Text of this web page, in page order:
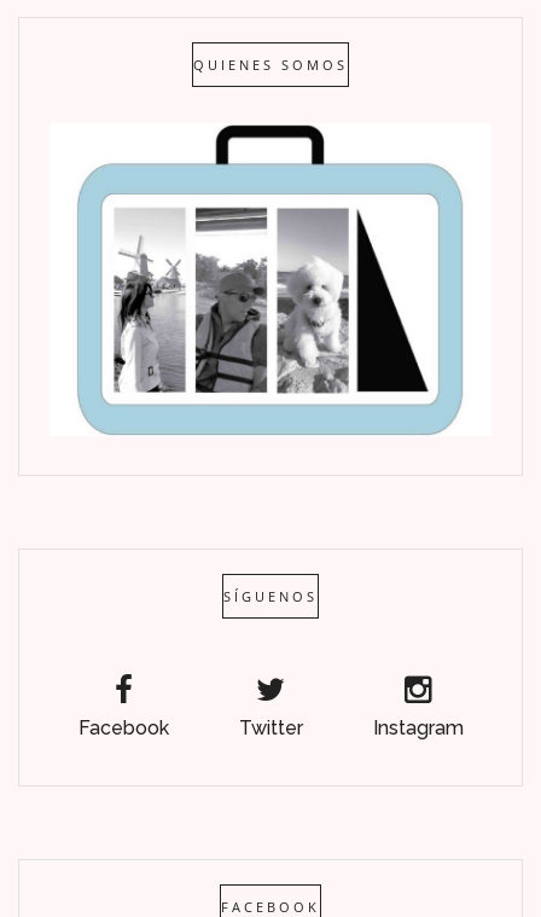
QUIENES SOMOS
SÍGUENOS
Facebook Twitter Instagram
FACEBOOK